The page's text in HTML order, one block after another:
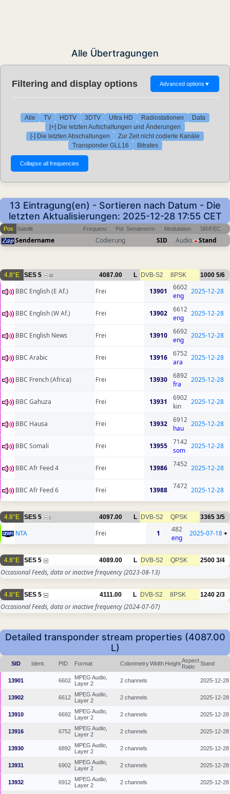
Alle Übertragungen
Filtering and display options Advanced options ▼
Alle TV HDTV 3DTV Ultra HD Radiostationen
Data
[+] Die letzten Aufschaltungen und Änderungen
[-] Die letzten Abschaltungen
Zur Zeit nicht codierte Kanäle
Transponder GLL16
Bitrates
13 Eintragung(en) - Sortieren nach Datum - Die
letzten Aktualisierungen: 2025-12-28 17:55 CET
Pos Satellit Frequenz Pol Sendenorm Modulation SR/FEC
Sendername Codierung SID Audio Stand
4.8°E SES 5 10 4087.00 L DVB-S2 8PSK 1000 5/6
BBC English (E Af.) Frei 13901
6602
eng
2025-12-28
BBC English (W Af.) Frei 13902
6612
eng
2025-12-28
BBC English News Frei 13910
6692
eng
2025-12-28
BBC Arabic Frei 13916
6752
ara
2025-12-28
BBC French (Africa) Frei 13930
6892
fra
2025-12-28
BBC Gahuza Frei 13931
6902
kin
2025-12-28
BBC Hausa Frei 13932
6912
hau
2025-12-28
BBC Somali Frei 13955
7142
som
2025-12-28
BBC Afr Feed 4 Frei 13986 7452 2025-12-28
BBC Afr Feed 6 Frei 13988 7472 2025-12-28
4.8°E SES 5 1 4097.00 L DVB-S2 QPSK 3365 3/5
NTA Frei 1
482
eng
2025-07-18+
4.8°E SES 5 4089.00 L DVB-S2 QPSK 2500 3/4
Occasional Feeds, data or inactive frequency(2023-08-13)
4.8°E SES 5 4111.00 L DVB-S2 8PSK 1240 2/3
Occasional Feeds, data or inactive frequency(2024-07-07)
Detailed transponder stream properties (4087.00
L)
SID Ident. PID Format ColorimetryWidth HeightAspect
Ratio
Stand
13901 6602
MPEG Audio,
Layer 2
2 channels 2025-12-28
13902 6612
MPEG Audio,
Layer 2
2 channels 2025-12-28
13910 6692
MPEG Audio,
Layer 2
2 channels 2025-12-28
13916 6752
MPEG Audio,
Layer 2
2 channels 2025-12-28
13930 6892
MPEG Audio,
Layer 2
2 channels 2025-12-28
13931 6902
MPEG Audio,
Layer 2
2 channels 2025-12-28
13932 6912
MPEG Audio,
Layer 2
2 channels 2025-12-28